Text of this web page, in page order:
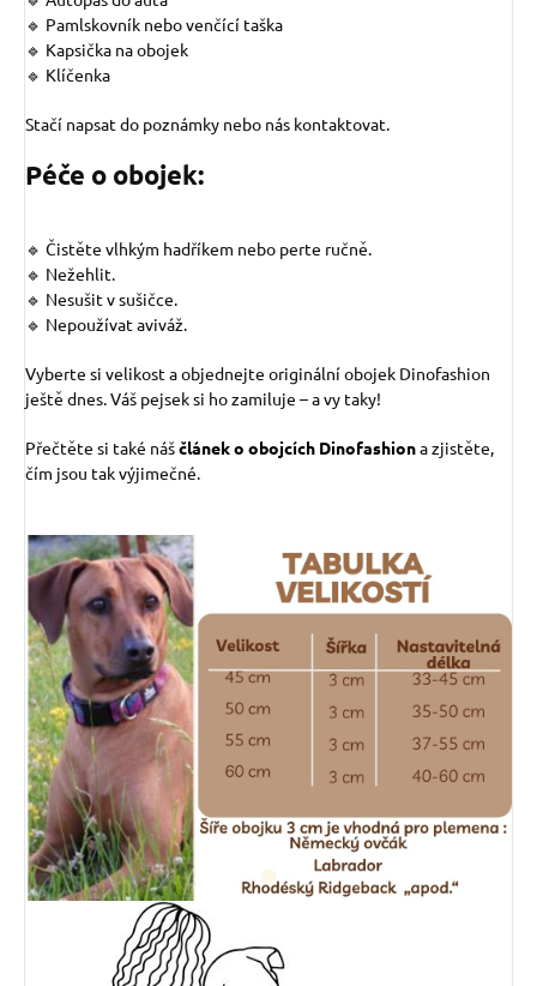
🔹 Pamlskovník nebo venčící taška
🔹 Kapsička na obojek
🔹 Klíčenka
Stačí napsat do poznámky nebo nás kontaktovat.
Péče o obojek:
🔹 Čistěte vlhkým hadříkem nebo perte ručně.
🔹 Nežehlit.
🔹 Nesušit v sušičce.
🔹 Nepoužívat aviváž.
Vyberte si velikost a objednejte originální obojek Dinofashion
ještě dnes. Váš pejsek si ho zamiluje – a vy taky!
Přečtěte si také náščlánek o obojcích Dinofashiona zjistěte,
čím jsou tak výjimečné.